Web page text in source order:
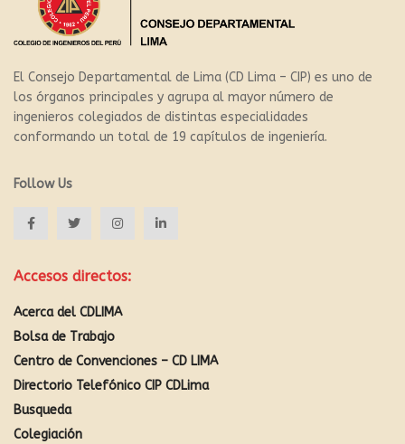
El Consejo Departamental de Lima (CD Lima – CIP) es uno de
los órganos principales y agrupa al mayor número de
ingenieros colegiados de distintas especialidades
conformando un total de 19 capítulos de ingeniería.
Follow Us
Accesos directos:
Acerca del CDLIMA
Bolsa de Trabajo
Centro de Convenciones – CD LIMA
Directorio Telefónico CIP CDLima
Busqueda
Colegiación